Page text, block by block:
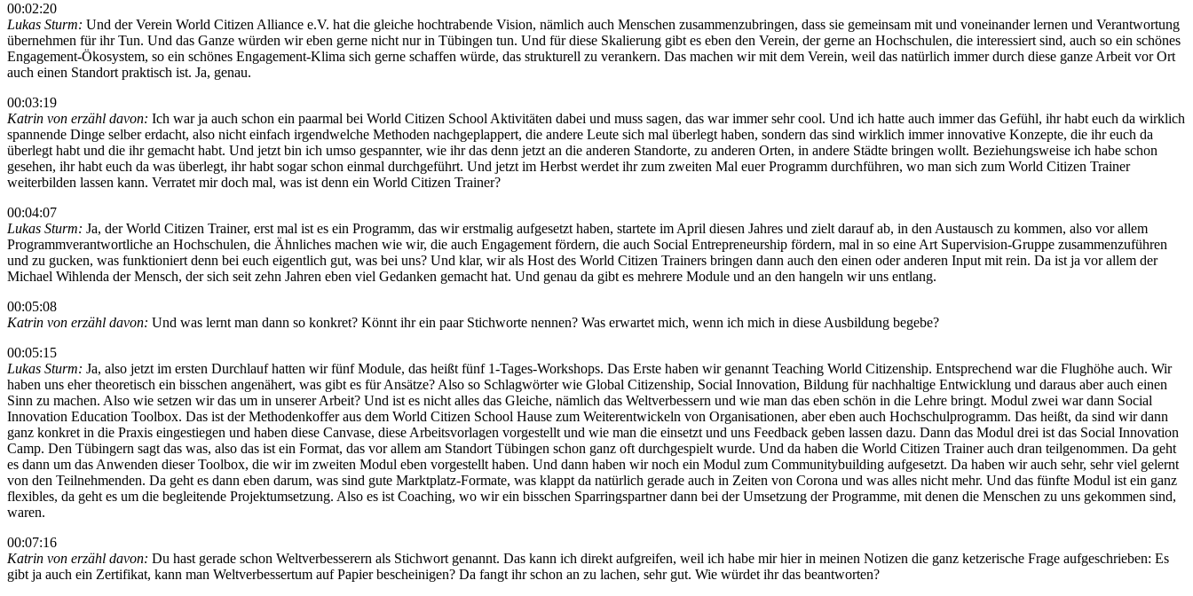
00:02:20
Lukas Sturm: Und der Verein World Citizen Alliance e.V. hat die gleiche hochtrabende Vision, nämlich auch Menschen zusammenzubringen, dass sie gemeinsam mit und voneinander lernen und Verantwortung
übernehmen für ihr Tun. Und das Ganze würden wir eben gerne nicht nur in Tübingen tun. Und für diese Skalierung gibt es eben den Verein, der gerne an Hochschulen, die interessiert sind, auch so ein schönes
Engagement-Ökosystem, so ein schönes Engagement-Klima sich gerne schaffen würde, das strukturell zu verankern. Das machen wir mit dem Verein, weil das natürlich immer durch diese ganze Arbeit vor Ort
auch einen Standort praktisch ist. Ja, genau.
00:03:19
Katrin von erzähl davon: Ich war ja auch schon ein paarmal bei World Citizen School Aktivitäten dabei und muss sagen, das war immer sehr cool. Und ich hatte auch immer das Gefühl, ihr habt euch da wirklich
spannende Dinge selber erdacht, also nicht einfach irgendwelche Methoden nachgeplappert, die andere Leute sich mal überlegt haben, sondern das sind wirklich immer innovative Konzepte, die ihr euch da
überlegt habt und die ihr gemacht habt. Und jetzt bin ich umso gespannter, wie ihr das denn jetzt an die anderen Standorte, zu anderen Orten, in andere Städte bringen wollt. Beziehungsweise ich habe schon
gesehen, ihr habt euch da was überlegt, ihr habt sogar schon einmal durchgeführt. Und jetzt im Herbst werdet ihr zum zweiten Mal euer Programm durchführen, wo man sich zum World Citizen Trainer
weiterbilden lassen kann. Verratet mir doch mal, was ist denn ein World Citizen Trainer?
00:04:07
Lukas Sturm: Ja, der World Citizen Trainer, erst mal ist es ein Programm, das wir erstmalig aufgesetzt haben, startete im April diesen Jahres und zielt darauf ab, in den Austausch zu kommen, also vor allem
Programmverantwortliche an Hochschulen, die Ähnliches machen wie wir, die auch Engagement fördern, die auch Social Entrepreneurship fördern, mal in so eine Art Supervision-Gruppe zusammenzuführen
und zu gucken, was funktioniert denn bei euch eigentlich gut, was bei uns? Und klar, wir als Host des World Citizen Trainers bringen dann auch den einen oder anderen Input mit rein. Da ist ja vor allem der
Michael Wihlenda der Mensch, der sich seit zehn Jahren eben viel Gedanken gemacht hat. Und genau da gibt es mehrere Module und an den hangeln wir uns entlang.
00:05:08
Katrin von erzähl davon: Und was lernt man dann so konkret? Könnt ihr ein paar Stichworte nennen? Was erwartet mich, wenn ich mich in diese Ausbildung begebe?
00:05:15
Lukas Sturm: Ja, also jetzt im ersten Durchlauf hatten wir fünf Module, das heißt fünf 1-Tages-Workshops. Das Erste haben wir genannt Teaching World Citizenship. Entsprechend war die Flughöhe auch. Wir
haben uns eher theoretisch ein bisschen angenähert, was gibt es für Ansätze? Also so Schlagwörter wie Global Citizenship, Social Innovation, Bildung für nachhaltige Entwicklung und daraus aber auch einen
Sinn zu machen. Also wie setzen wir das um in unserer Arbeit? Und ist es nicht alles das Gleiche, nämlich das Weltverbessern und wie man das eben schön in die Lehre bringt. Modul zwei war dann Social
Innovation Education Toolbox. Das ist der Methodenkoffer aus dem World Citizen School Hause zum Weiterentwickeln von Organisationen, aber eben auch Hochschulprogramm. Das heißt, da sind wir dann
ganz konkret in die Praxis eingestiegen und haben diese Canvase, diese Arbeitsvorlagen vorgestellt und wie man die einsetzt und uns Feedback geben lassen dazu. Dann das Modul drei ist das Social Innovation
Camp. Den Tübingern sagt das was, also das ist ein Format, das vor allem am Standort Tübingen schon ganz oft durchgespielt wurde. Und da haben die World Citizen Trainer auch dran teilgenommen. Da geht
es dann um das Anwenden dieser Toolbox, die wir im zweiten Modul eben vorgestellt haben. Und dann haben wir noch ein Modul zum Communitybuilding aufgesetzt. Da haben wir auch sehr, sehr viel gelernt
von den Teilnehmenden. Da geht es dann eben darum, was sind gute Marktplatz-Formate, was klappt da natürlich gerade auch in Zeiten von Corona und was alles nicht mehr. Und das fünfte Modul ist ein ganz
flexibles, da geht es um die begleitende Projektumsetzung. Also es ist Coaching, wo wir ein bisschen Sparringspartner dann bei der Umsetzung der Programme, mit denen die Menschen zu uns gekommen sind,
waren.
00:07:16
Katrin von erzähl davon: Du hast gerade schon Weltverbesserern als Stichwort genannt. Das kann ich direkt aufgreifen, weil ich habe mir hier in meinen Notizen die ganz ketzerische Frage aufgeschrieben: Es
gibt ja auch ein Zertifikat, kann man Weltverbessertum auf Papier bescheinigen? Da fangt ihr schon an zu lachen, sehr gut. Wie würdet ihr das beantworten?